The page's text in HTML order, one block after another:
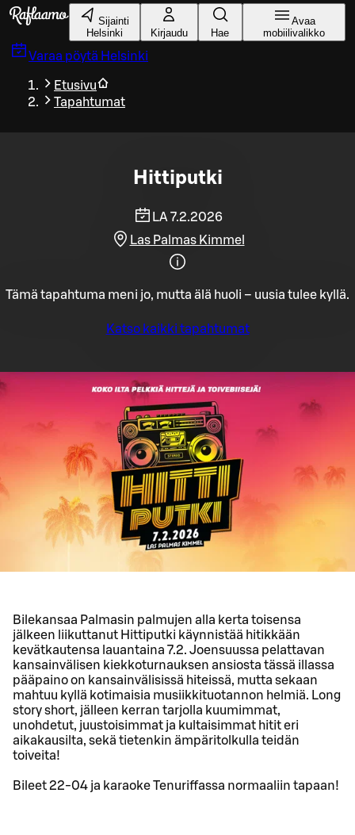
Siirry pääsisältöön
Sijainti
Helsinki
Kirjaudu Hae
Avaa
mobiilivalikko
Varaa pöytä Helsinki
Etusivu
Tapahtumat
Hittiputki
LA 7.2.2026
Las Palmas Kimmel
Tämä tapahtuma meni jo, mutta älä huoli – uusia tulee kyllä.
Katso kaikki tapahtumat
Bilekansaa Palmasin palmujen alla kerta toisensa
jälkeen liikuttanut Hittiputki käynnistää hitikkään
kevätkautensa lauantaina 7.2. Joensuussa pelattavan
kansainvälisen kiekkoturnauksen ansiosta tässä illassa
pääpaino on kansainvälisissä hiteissä, mutta sekaan
mahtuu kyllä kotimaisia musiikkituotannon helmiä. Long
story short, jälleen kerran tarjolla kuumimmat,
unohdetut, juustoisimmat ja kultaisimmat hitit eri
aikakausilta, sekä tietenkin ämpäritolkulla teidän
toiveita!
Bileet 22-04 ja karaoke Tenuriffassa normaaliin tapaan!